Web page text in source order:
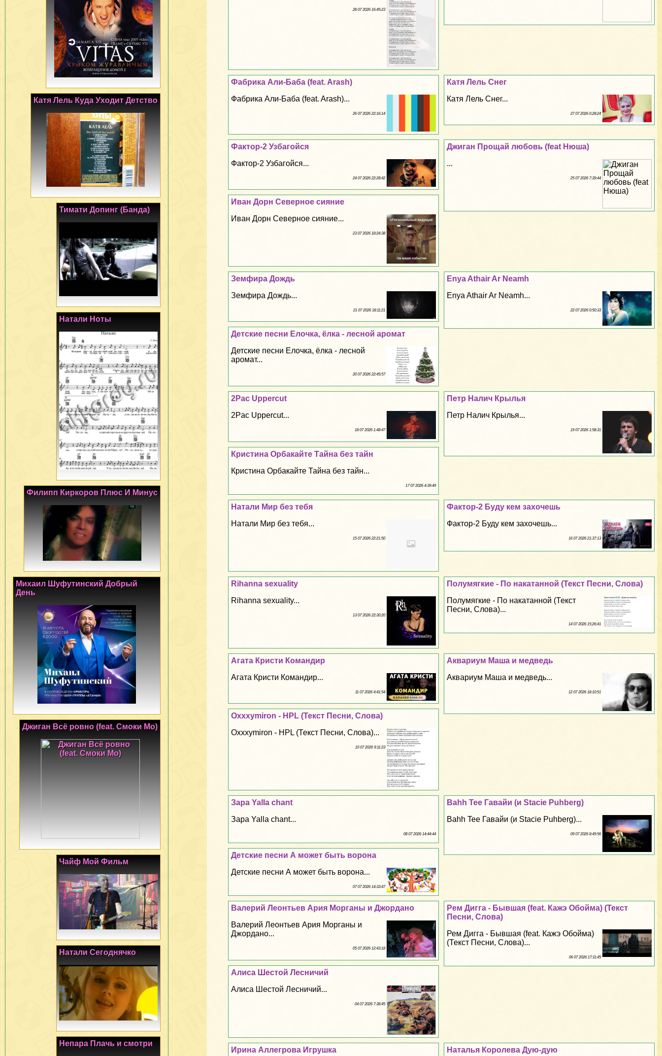
28 07 2026 16:45:23
Катя Лель Снег
Катя Лель Снег...
27 07 2026 0:28:24
Фабрика Али-Баба (feat. Arash)
Фабрика Али-Баба (feat. Arash)...
26 07 2026 22:16:14
Джиган Прощай любовь (feat Нюша)
...
25 07 2026 7:39:44
Фактор-2 Узбагойся
Фактор-2 Узбагойся...
24 07 2026 22:28:42
Иван Дорн Северное сияние
Иван Дорн Северное сияние...
23 07 2026 18:24:38
Enya Athair Ar Neamh
Enya Athair Ar Neamh...
22 07 2026 0:50:33
Земфира Дождь
Земфира Дождь...
21 07 2026 18:11:21
Детские песни Елочка, ёлка - лесной аромат
Детские песни Елочка, ёлка - лесной
аромат...
20 07 2026 22:45:57
Петр Налич Крылья
Петр Налич Крылья...
19 07 2026 1:58:31
2Pac Uppercut
2Pac Uppercut...
18 07 2026 1:48:47
Кристина Орбакайте Тайна без тайн
Кристина Орбакайте Тайна без тайн...
17 07 2026 4:39:49
Фактор-2 Буду кем захочешь
Фактор-2 Буду кем захочешь...
16 07 2026 21:37:13
Натали Мир без тебя
Натали Мир без тебя...
15 07 2026 22:21:50
Полумягкие - По накатанной (Текст Песни, Слова)
Полумягкие - По накатанной (Текст
Песни, Слова)...
14 07 2026 15:26:41
Rihanna sехuality
Rihanna sехuality...
13 07 2026 22:30:20
Аквариум Маша и медведь
Аквариум Маша и медведь...
12 07 2026 18:10:51
Агата Кристи Комaндир
Агата Кристи Комaндир...
11 07 2026 4:41:54
Oxxxymiron - HPL (Текст Песни, Слова)
Oxxxymiron - HPL (Текст Песни, Слова)...
10 07 2026 9:11:23
Bahh Tee Гавайи (и Stacie Puhberg)
Bahh Tee Гавайи (и Stacie Puhberg)...
09 07 2026 8:49:56
Зара Yalla chant
Зара Yalla chant...
08 07 2026 14:44:44
Детские песни А может быть ворона
Детские песни А может быть ворона...
07 07 2026 14:33:47
Рем Дигга - Бывшая (feat. Кажэ Обойма) (Текст
Песни, Слова)
Рем Дигга - Бывшая (feat. Кажэ Обойма)
(Текст Песни, Слова)...
06 07 2026 17:11:45
Валерий Леонтьев Ария Морганы и Джордано
Валерий Леонтьев Ария Морганы и
Джордано...
05 07 2026 12:43:18
Алиса Шестой Лесничий
Алиса Шестой Лесничий...
04 07 2026 7:38:45
Наталья Королева Дую-дую
Ирина Аллегрова Игрушка
Катя Лель Куда Уходит Детство
Тимати Допинг (Банда)
Натали Ноты
Филипп Киркоров Плюс И Минус
Михаил Шуфутинский Добрый
День
Джиган Всё ровно (feat. Смоки Мо)
Чайф Мой Фильм
Натали Сегоднячко
Непара Плачь и смотри